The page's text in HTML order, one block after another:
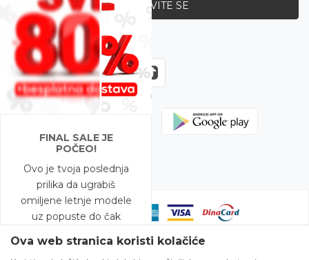
FINAL SALE JE
POČEO!
Ovo je tvoja poslednja
prilika da ugrabiš
omiljene letnje modele
uz popuste do čak
PRIJAVITE SE
Zapratite nas
Ova web stranica koristi kolačiće